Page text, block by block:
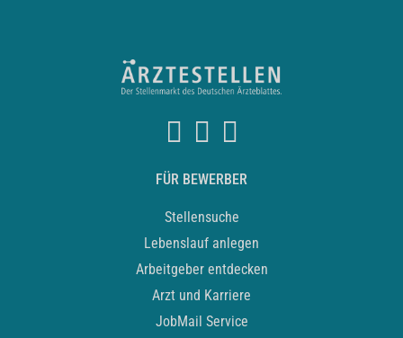
FÜR BEWERBER
Stellensuche
Lebenslauf anlegen
Arbeitgeber entdecken
Arzt und Karriere
JobMail Service